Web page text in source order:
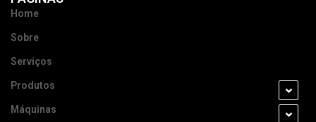
Home
Sobre
Serviços
Produtos
Máquinas